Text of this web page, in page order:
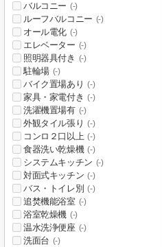
バルコニー (-)
ルーフバルコニー (-)
オール電化 (-)
エレベーター (-)
照明器具付き (-)
駐輪場 (-)
バイク置場あり (-)
家具・家電付き (-)
洗濯機置場有 (-)
外観タイル張り (-)
コンロ２口以上 (-)
食器洗い乾燥機 (-)
システムキッチン (-)
対面式キッチン (-)
バス・トイレ別 (-)
追焚機能浴室 (-)
浴室乾燥機 (-)
温水洗浄便座 (-)
洗面台 (-)